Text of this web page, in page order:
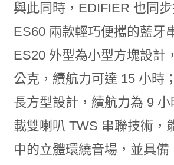
與此同時，EDIFIER 也同
ES60 兩款輕巧便攜的藍牙
ES20 外型為小型方塊設計
公克，續航力可達 15 小時
長方型設計，續航力為 9
載雙喇叭 TWS 串聯技術，
中的立體環繞音場，並具備